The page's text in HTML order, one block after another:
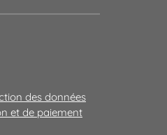
des données
et de paiement